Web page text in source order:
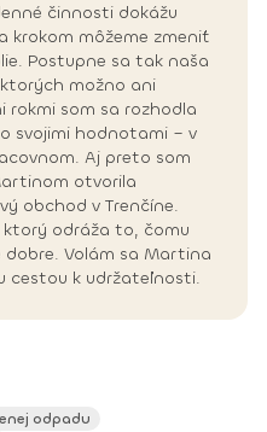
činnosti dokážu
krokom môžeme zmeniť
Postupne sa tak naša
možno ani
rokmi som sa rozhodla
svojimi hodnotami – v
Aj preto som
otvorila
obchod v Trenčíne.
ktorý odráža to, čomu
Volám sa Martina
cestou k udržateľnosti.
odpadu